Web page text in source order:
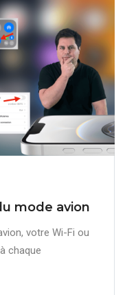
mode avion
votre Wi-Fi ou
chaque